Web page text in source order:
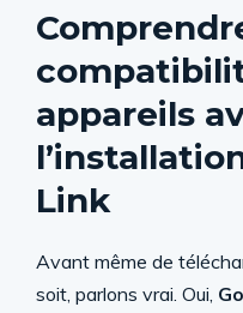
appareils
Link
Avant même de
soit, parlons vrai. Oui,